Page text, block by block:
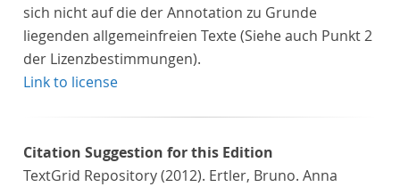
sich nicht auf die der Annotation zu Grunde
liegenden allgemeinfreien Texte (Siehe auch Punkt 2
der Lizenzbestimmungen).
Link to license
Citation Suggestion for this Edition
TextGrid Repository (2012). Ertler, Bruno. Anna